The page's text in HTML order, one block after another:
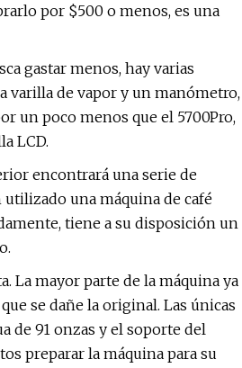
por $500 o menos, es una
gastar menos, hay varias
varilla de vapor y un manómetro,
un poco menos que el 5700Pro,
LCD.
encontrará una serie de
una máquina de café
tiene a su disposición un
La mayor parte de la máquina ya
se dañe la original. Las únicas
de 91 onzas y el soporte del
preparar la máquina para su